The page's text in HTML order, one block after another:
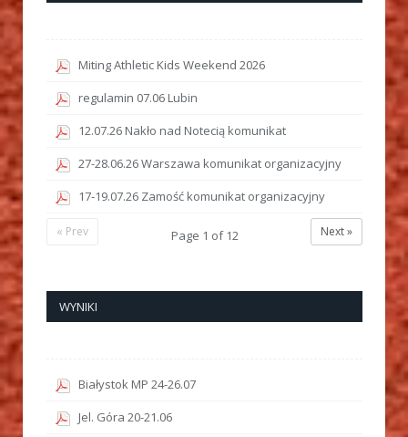
Miting Athletic Kids Weekend 2026
regulamin 07.06 Lubin
12.07.26 Nakło nad Notecią komunikat
27-28.06.26 Warszawa komunikat organizacyjny
17-19.07.26 Zamość komunikat organizacyjny
Next »
Page 1 of12
« Prev
WYNIKI
Białystok MP 24-26.07
Jel. Góra 20-21.06